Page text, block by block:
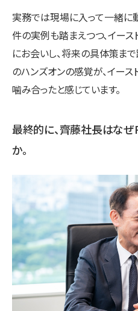
実務では現場に入って一緒に
件の実例も踏まえつつ、イー
にお会いし、将来の具体策ま
のハンズオンの感覚が、イー
噛み合ったと感じています。
最終的に、齊藤社長はなぜ
か。